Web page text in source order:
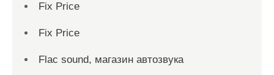
Fix Price
Fix Price
Flac sound, магазин автозвука